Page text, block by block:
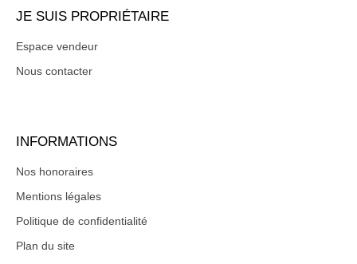
JE SUIS PROPRIÉTAIRE
Espace vendeur
Nous contacter
INFORMATIONS
Nos honoraires
Mentions légales
Politique de confidentialité
Plan du site